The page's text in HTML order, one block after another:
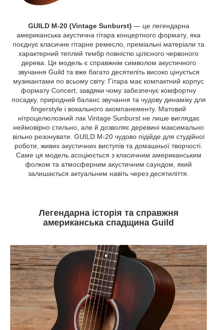
GUILD M-20 (Vintage Sunburst) — це легендарна
американська акустична гітара концертного формату, яка
поєднує класичне гітарне ремесло, преміальні матеріали та
характерний теплий тембр повністю цілісного червоного
дерева. Ця модель є справжнім символом акустичного
звучання Guild та вже багато десятиліть високо цінується
музикантами по всьому світу. Гітара має компактний корпус
формату Concert, завдяки чому забезпечує комфортну
посадку, природний баланс звучання та чудову динаміку для
fingerstyle і вокального акомпанементу. Матовий
нітроцелюлозний лак Vintage Sunburst не лише виглядає
неймовірно стильно, але й дозволяє деревині максимально
вільно резонувати. GUILD M-20 чудово підійде для студійної
роботи, живих акустичних виступів та домашньої творчості.
Саме ця модель асоціюється з класичним американським
фолком та атмосферним акустичним саундом, який
залишається актуальним навіть через десятиліття.
Легендарна історія та справжня
американська спадщина Guild